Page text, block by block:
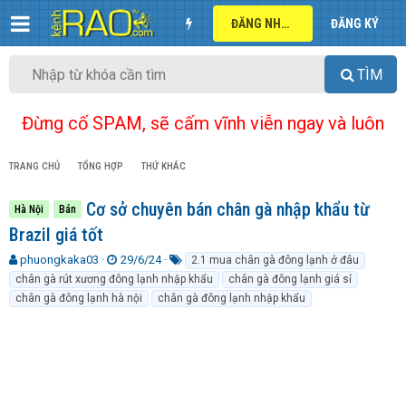
ĐĂNG NHẬP ĐĂNG KÝ
TÌM
Đừng cố SPAM, sẽ cấm vĩnh viễn ngay và luôn
TRANG CHỦ TỔNG HỢP THỨ KHÁC
Hà Nội Bán
Cơ sở chuyên bán chân gà nhập khẩu từ
Brazil giá tốt
T
h
r
e
phuongkaka03
N
g
à
y
29/6/24
ừ
k
h
2.1 mua chân gà đông lạnh ở đâu
chân gà rút xương đông lạnh nhập khẩu
chân gà đông lạnh giá sỉ
chân gà đông lạnh hà nội
chân gà đông lạnh nhập khẩu